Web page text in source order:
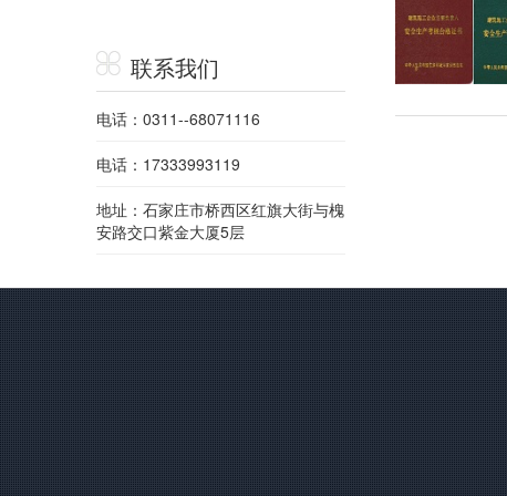
联系我们
电话：0311--68071116
电话：17333993119
地址：石家庄市桥西区红旗大街与槐
安路交口紫金大厦5层